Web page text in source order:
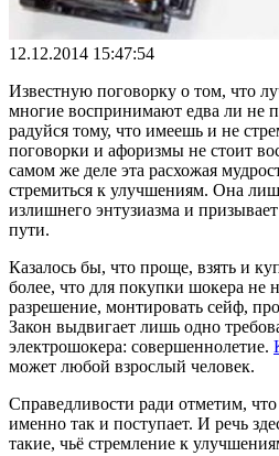
12.12.2014 15:47:54
Известную поговорку о том, что
многие воспринимают едва ли не
радуйся тому, что имеешь и не
поговорки и афоризмы не стоит
самом же деле эта расхожая
стремиться к улучшениям. Она
излишнего энтузиазма и
пути.
Казалось бы, что проще, взять и
более, что для покупки шокера не
разрешение, монтировать сейф,
Закон выдвигает лишь одно
электрошокера: совершеннолетие.
может любой взрослый человек.
Справедливости ради отметим,
именно так и поступает. И речь
такие, чьё стремление к